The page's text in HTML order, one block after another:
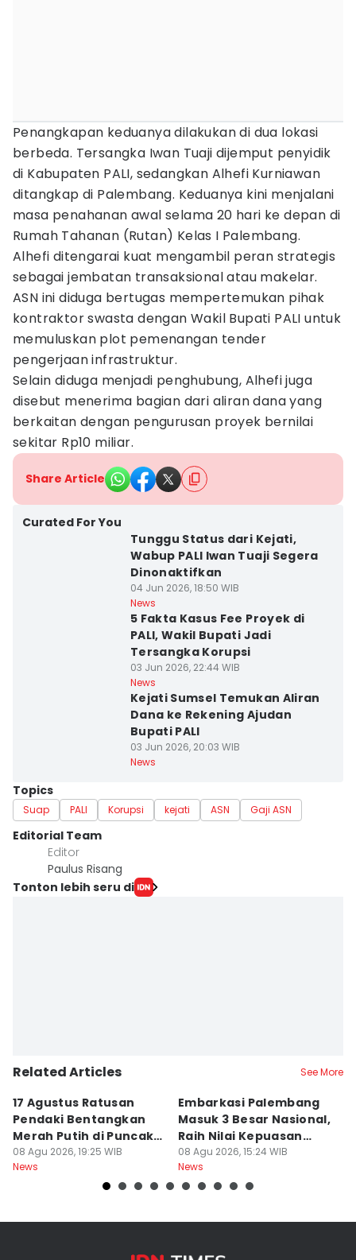
Penangkapan keduanya dilakukan di dua lokasi
berbeda. Tersangka Iwan Tuaji dijemput penyidik
di Kabupaten PALI, sedangkan Alhefi Kurniawan
ditangkap di Palembang. Keduanya kini menjalani
masa penahanan awal selama 20 hari ke depan di
Rumah Tahanan (Rutan) Kelas I Palembang.
Alhefi ditengarai kuat mengambil peran strategis
sebagai jembatan transaksional atau makelar.
ASN ini diduga bertugas mempertemukan pihak
kontraktor swasta dengan Wakil Bupati PALI untuk
memuluskan plot pemenangan tender
pengerjaan infrastruktur.
Selain diduga menjadi penghubung, Alhefi juga
disebut menerima bagian dari aliran dana yang
berkaitan dengan pengurusan proyek bernilai
sekitar Rp10 miliar.
Share Article
Curated For You
Tunggu Status dari Kejati,
Wabup PALI Iwan Tuaji Segera
Dinonaktifkan
04 Jun 2026, 18:50 WIB
News
5 Fakta Kasus Fee Proyek di
PALI, Wakil Bupati Jadi
Tersangka Korupsi
03 Jun 2026, 22:44 WIB
News
Kejati Sumsel Temukan Aliran
Dana ke Rekening Ajudan
Bupati PALI
03 Jun 2026, 20:03 WIB
News
Topics
Suap PALI Korupsi kejati ASN Gaji ASN
Editorial Team
Editor
Paulus Risang
Tonton lebih seru di
Related Articles See More
17 Agustus Ratusan
Pendaki Bentangkan
Merah Putih di Puncak
Dempo
08 Agu 2026, 19:25 WIB
News
Embarkasi Palembang
Masuk 3 Besar Nasional,
Raih Nilai Kepuasan
86,65
08 Agu 2026, 15:24 WIB
News